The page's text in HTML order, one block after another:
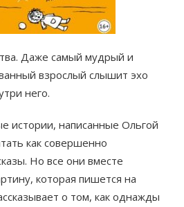
Даже самый мудрый и
взрослый слышит эхо
него.
истории, написанные Ольгой
как совершенно
Но все они вместе
которая пишется на
о том, как однажды